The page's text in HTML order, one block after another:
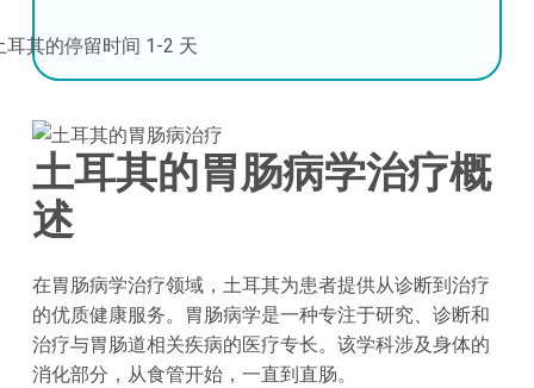
耳其的停留时间 1-2 天
土耳其的胃肠病学治疗概
述
在胃肠病学治疗领域，土耳其为患者提供从诊断到治疗
的优质健康服务。胃肠病学是一种专注于研究、诊断和
治疗与胃肠道相关疾病的医疗专长。该学科涉及身体的
消化部分，从食管开始，一直到直肠。